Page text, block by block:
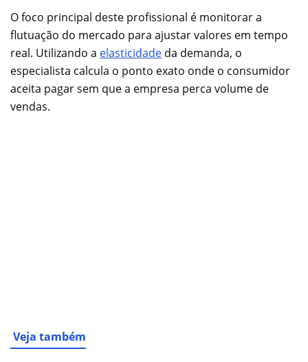
O foco principal deste profissional é monitorar a
flutuação do mercado para ajustar valores em tempo
real. Utilizando a elasticidade da demanda, o
especialista calcula o ponto exato onde o consumidor
aceita pagar sem que a empresa perca volume de
vendas.
Veja também